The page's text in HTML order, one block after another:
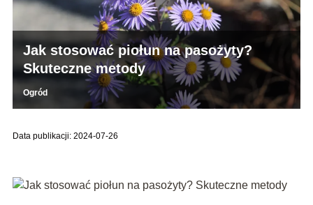
Jak stosować piołun na pasożyty?
Skuteczne metody
Ogród
Data publikacji: 2024-07-26